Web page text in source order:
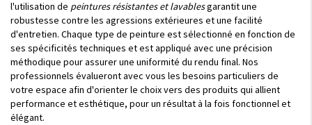
l'utilisation de peintures résistantes et lavablesgarantit une
robustesse contre les agressions extérieures et une facilité
d'entretien. Chaque type de peinture est sélectionné en fonction de
ses spécificités techniques et est appliqué avec une précision
méthodique pour assurer une uniformité du rendu final. Nos
professionnels évalueront avec vous les besoins particuliers de
votre espace afin d'orienter le choix vers des produits qui allient
performance et esthétique, pour un résultat à la fois fonctionnel et
élégant.